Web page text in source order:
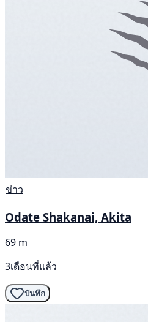
ข่าว
Odate Shakanai, Akita
69 m
3เดือนที่แล้ว
บันทึก